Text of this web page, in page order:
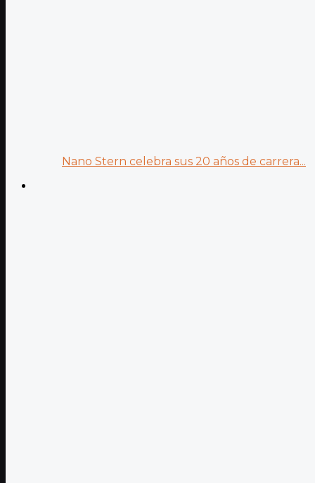
Nano Stern celebra sus 20 años de carrera...